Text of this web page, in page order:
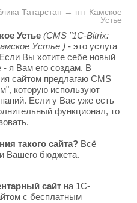
Татарстан → пгт Камское
Устье
Устье (CMS "1C-Bitrix:
Устье ) - это услуга
Вы хотите себе новый
- я Вам его создам. В
сайтом предлагаю CMS
которую используют
Если у Вас уже есть
функционал, то
такого сайта? Всё
Вашего бюджета.
сайт на 1С-
с бесплатным